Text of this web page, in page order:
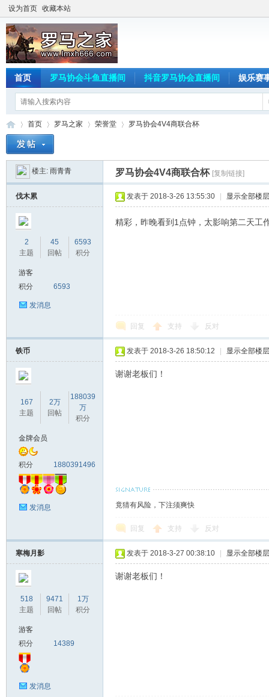
设为首页 收藏本站
首页 罗马协会斗鱼直播间 抖音罗马协会直播间 娱乐赛
»
首页
›
罗马之家 荣誉堂
›
罗马协会4V4商联合杯
楼主: 雨青青 罗马协会4V4商联合杯 [复制链接]
伐木累
2
主题
45
回帖
6593
积分
游客
积分
6593
发消息
发表于 2018-3-26 13:55:30 显示全部楼层
精彩，昨晚看到1点钟，太影响第二天工
回复 支持 反对
铁币
167
主题
2万
回帖
188039
万
积分
金牌会员
积分 1880391496
发消息
发表于 2018-3-26 18:50:12 显示全部楼层
谢谢老板们！
竟猜有风险，下注须爽快
回复 支持 反对
寒梅月影
518
主题
9471
回帖
1万
积分
游客
积分
14389
发消息
发表于 2018-3-27 00:38:10 显示全部楼层
谢谢老板们！